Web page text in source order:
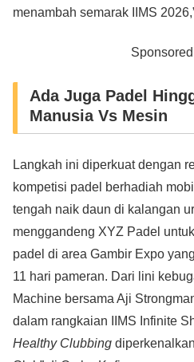
menambah semarak IIMS
Ada Juga Padel
Manusia Vs Mesin
Langkah ini diperkuat dengan
kompetisi padel berhadiah
tengah naik daun di kalangan
menggandeng XYZ Padel
padel di area Gambir Expo
11 hari pameran. Dari lini
Machine bersama Aji
dalam rangkaian IIMS Infinite
Healthy Clubbing